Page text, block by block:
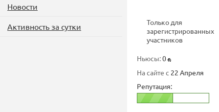
Новости
Активность за сутки
Только для
зарегистрированных
участников
Ньюсы:0
На сайте с 22 Апреля
Репутация: